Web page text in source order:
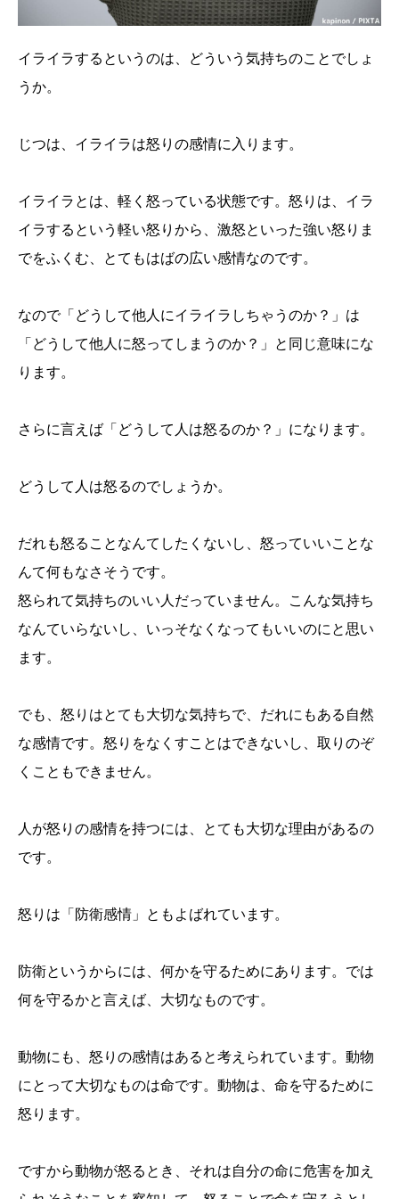
イライラするというのは、どういう気持ちのことでしょ
うか。
じつは、イライラは怒りの感情に入ります。
イライラとは、軽く怒っている状態です。怒りは、イラ
イラするという軽い怒りから、激怒といった強い怒りま
でをふくむ、とてもはばの広い感情なのです。
なので「どうして他人にイライラしちゃうのか？」は
「どうして他人に怒ってしまうのか？」と同じ意味にな
ります。
さらに言えば「どうして人は怒るのか？」になります。
どうして人は怒るのでしょうか。
だれも怒ることなんてしたくないし、怒っていいことな
んて何もなさそうです。
怒られて気持ちのいい人だっていません。こんな気持ち
なんていらないし、いっそなくなってもいいのにと思い
ます。
でも、怒りはとても大切な気持ちで、だれにもある自然
な感情です。怒りをなくすことはできないし、取りのぞ
くこともできません。
人が怒りの感情を持つには、とても大切な理由があるの
です。
怒りは「防衛感情」ともよばれています。
防衛というからには、何かを守るためにあります。では
何を守るかと言えば、大切なものです。
動物にも、怒りの感情はあると考えられています。動物
にとって大切なものは命です。動物は、命を守るために
怒ります。
ですから動物が怒るとき、それは自分の命に危害を加え